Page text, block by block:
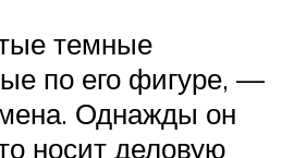
темные
по его фигуре, —
Однажды он
носит деловую